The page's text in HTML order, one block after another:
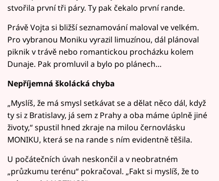
stvořila první tři páry. Ty pak čekalo první rande.
Právě Vojta si bližší seznamování maloval ve velkém.
Pro vybranou Moniku vyrazil limuzínou, dál plánoval
piknik v trávě nebo romantickou procházku kolem
Dunaje. Pak promluvil a bylo po plánech…
Nepříjemná školácká chyba
„Myslíš, že má smysl setkávat se a dělat něco dál, když
ty si z Bratislavy, já sem z Prahy a oba máme úplně jiné
životy,“ spustil hned zkraje na milou černovlásku
MONIKU, která se na rande s ním evidentně těšila.
U počátečních úvah neskončil a v neobratném
„průzkumu terénu“ pokračoval. „Fakt si myslíš, že to